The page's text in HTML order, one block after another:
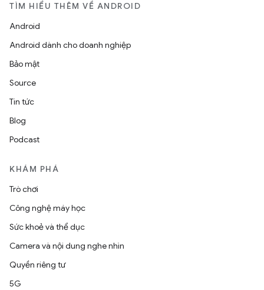
TÌM HIỂU THÊM VỀ ANDROID
Android
Android dành cho doanh nghiệp
Bảo mật
Source
Tin tức
Blog
Podcast
KHÁM PHÁ
Trò chơi
Công nghệ máy học
Sức khoẻ và thể dục
Camera và nội dung nghe nhìn
Quyền riêng tư
5G